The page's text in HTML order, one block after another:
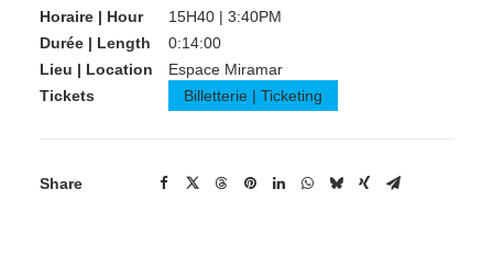
Horaire | Hour
15H40 | 3:40PM
Durée | Length
0:14:00
Lieu | Location
Espace Miramar
Tickets
Billetterie | Ticketing
Share